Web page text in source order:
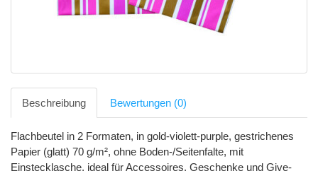
Beschreibung Bewertungen (0)
Flachbeutel in 2 Formaten, in gold-violett-purple, gestrichenes
Papier (glatt) 70 g/m², ohne Boden-/Seitenfalte, mit
Einstecklasche, ideal für Accessoires, Geschenke und Give-